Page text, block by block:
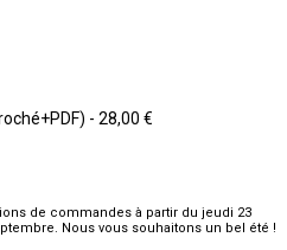
- 28,00 €
de commandes à partir du jeudi 23
Nous vous souhaitons un bel été !